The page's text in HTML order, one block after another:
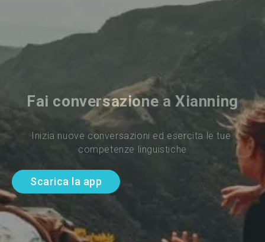
Fai conversazione a Xianning
Inizia nuove conversazioni ed esercita le tue
competenze linguistiche
Scarica la app